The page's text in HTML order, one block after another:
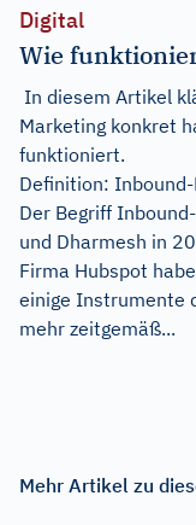
Digital
Wie
In diesem Artikel
Marketing konkret
funktioniert.
Definition:
Der Begriff
und Dharmesh in
Firma Hubspot
einige Instrumente
mehr zeitgemäß...
Mehr Artikel zu